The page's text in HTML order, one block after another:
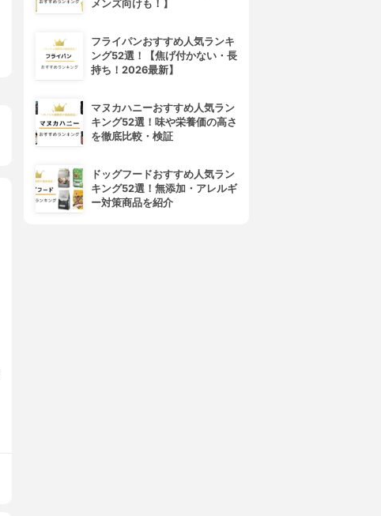
メンズ向けも！】
フライパンおすすめ人気ランキ
ング52選！【焦げ付かない・長
持ち！2026最新】
マヌカハニーおすすめ人気ラン
キング52選！味や栄養価の高さ
を徹底比較・検証
ドッグフードおすすめ人気ラン
キング52選！無添加・アレルギ
ー対策商品を紹介